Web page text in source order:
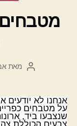
המחבר
מאת
אנחנו לא יודעים
על מטבחים
שנצבעו ביד,
צבעים הכוללת